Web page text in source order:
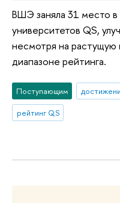
ВШЭ заняла 31 место
университетов QS,
несмотря на
диапазоне рейтинга.
Поступающим
рейтинг QS